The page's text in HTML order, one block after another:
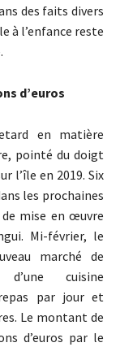
des faits divers
à l’enfance reste
d’euros
en matière
pointé du doigt
l’île en 2019. Six
les prochaines
mise en œuvre
Mi-février, le
marché de
d’une cuisine
par jour et
Le montant de
d’euros par le